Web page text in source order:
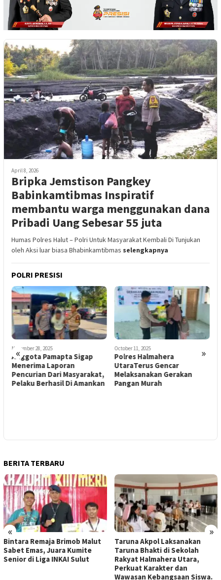
April 8, 2026
Bripka Jemstison Pangkey
Babinkamtibmas Inspiratif
membantu warga menggunakan dana
Pribadi Uang Sebesar 55 juta
Humas Polres Halut – Polri Untuk Masyarakat Kembali Di Tunjukan
oleh Aksi luar biasa Bhabinkamtibmas selengkapnya
POLRI PRESISI
« »
November 28, 2025
Anggota Pamapta Sigap
Menerima Laporan
Pencurian Dari Masyarakat,
Pelaku Berhasil Di Amankan
October 11, 2025
Polres Halmahera
UtaraTerus Gencar
Melaksanakan Gerakan
Pangan Murah
BERITA TERBARU
« »
Bintara Remaja Brimob Malut
Sabet Emas, Juara Kumite
Senior di Liga INKAI Sulut
Taruna Akpol Laksanakan
Taruna Bhakti di Sekolah
Rakyat Halmahera Utara,
Perkuat Karakter dan
Wawasan Kebangsaan Siswa.